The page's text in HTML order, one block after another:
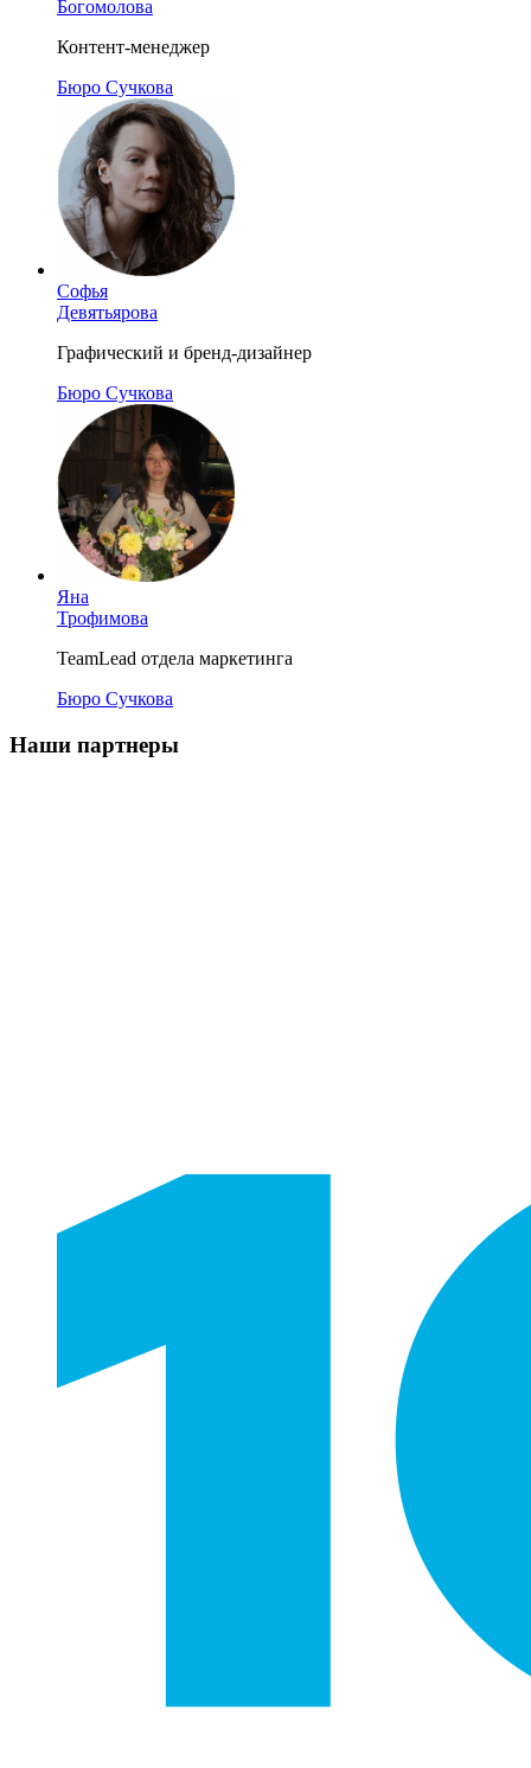
Богомолова
Контент-менеджер
Бюро Сучкова
Софья
Девятьярова
Графический и бренд-дизайнер
Бюро Сучкова
Яна
Трофимова
TeamLead отдела маркетинга
Бюро Сучкова
Наши партнеры